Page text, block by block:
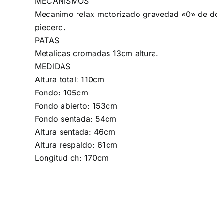
Mecanimo relax motorizado gravedad «0» de
piecero.
PATAS
Metalicas cromadas 13cm altura.
MEDIDAS
Altura total: 110cm
Fondo: 105cm
Fondo abierto: 153cm
Fondo sentada: 54cm
Altura sentada: 46cm
Altura respaldo: 61cm
Longitud ch: 170cm